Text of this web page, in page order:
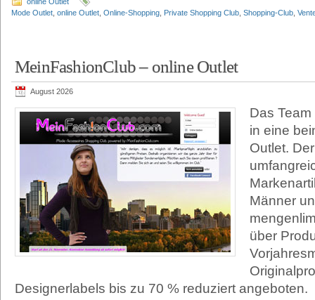
Mode Outlet online Outlet Online-Shopping Private Shopping Club Shopping-Club
MeinFashionClub – online Outlet
August 2026
Das
in eine
Outlet.
Männer
über
Designerlabels bis zu 70 % reduziert angeboten.